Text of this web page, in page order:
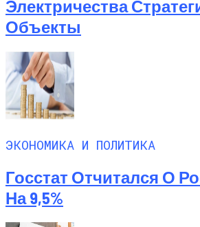
Электричества
Объекты
ЭКОНОМИКА И ПОЛИТИКА
Госстат Отчитался О
На 9,5%